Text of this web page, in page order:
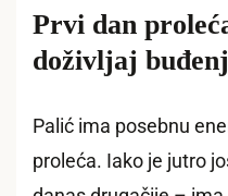
Prvi dan
doživljaj
Palić ima posebnu
proleća. Iako je jutro